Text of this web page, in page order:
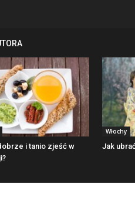
i tanio zjeść w
Włochy
Jak